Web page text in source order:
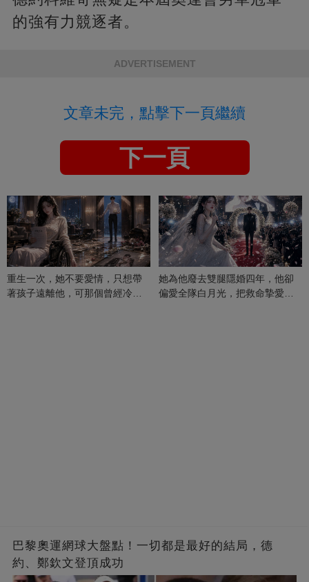
的強有力競逐者。
ADVERTISEMENT
文章未完，點擊下一頁繼續
下一頁
重生一次，她不要愛情，只想帶
著孩子遠離他，可那個曾經冷漠
她為他廢去雙腿隱婚四年，他卻
偏愛全隊白月光，把救命摯愛當
巴黎奧運網球大盤點！一切都是最好的結局，德
約、鄭欽文登頂成功